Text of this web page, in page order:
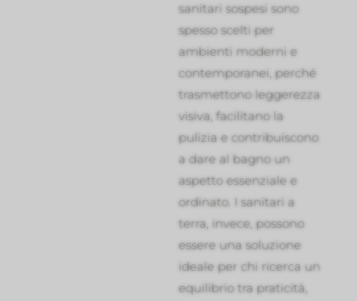
sanitari sospesi sono
spesso scelti per
ambienti moderni e
contemporanei, perché
trasmettono leggerezza
visiva, facilitano la
pulizia e contribuiscono
a dare al bagno un
aspetto essenziale e
ordinato. I sanitari a
terra, invece, possono
essere una soluzione
ideale per chi ricerca un
equilibrio tra praticità,